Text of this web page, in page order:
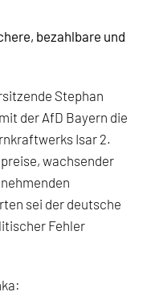
bezahlbare und
Stephan
der AfD Bayern die
Isar 2.
wachsender
sei der deutsche
Fehler